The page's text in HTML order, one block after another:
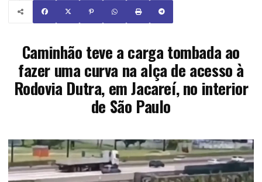
Caminhão teve a carga tombada ao
fazer uma curva na alça de acesso à
Rodovia Dutra, em Jacareí, no interior
de São Paulo